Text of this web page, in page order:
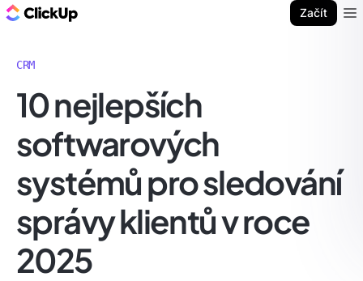
Začít
CRM
10 nejlepších
softwarových
systémů pro sledování
správy klientů v roce
2025